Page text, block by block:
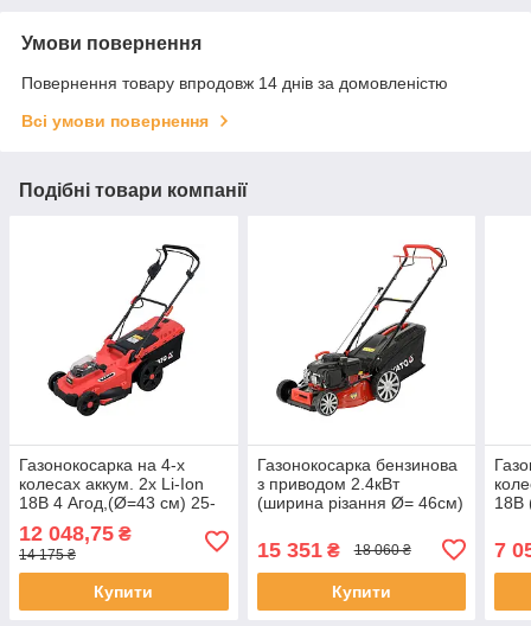
Умови повернення
Повернення товару впродовж 14 днів за домовленістю
Всі умови повернення
Подібні товари компанії
Газонокосарка на 4-х
колесах аккум. 2х Li-Ion
18В 4 Агод,(Ø=43 см) 25-
85224
12 048,75 ₴
14 175 ₴
Купити
Газонокосарка бензинова
з приводом 2.4кВт
(ширина різання Ø= 46см)
85525
15 351₴ 18 060 ₴
Купити
18В
YT-
7